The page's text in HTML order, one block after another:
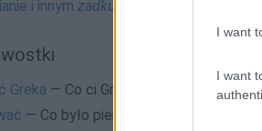
I want
I want
i innym zadku
Greka — Co ci Grecy w sobie mają, że
— Co było pierwsze: rzeczownik